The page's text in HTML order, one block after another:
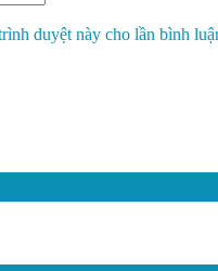
duyệt này cho lần bình